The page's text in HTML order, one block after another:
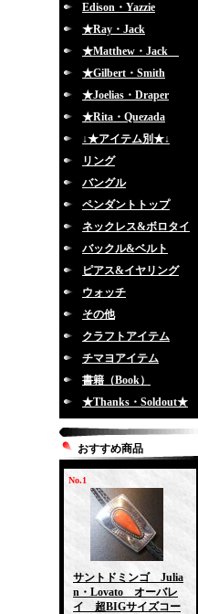
Edison・Yazzie
★Ray・Jack
★Matthew・Jack
★Gilbert・Smith
★Joelias・Draper
★Rita・Quezada
↓★アイテム別★↓
リング
バングル
ペンダントトップ
ネックレス&ボロタイ
バックル&ベルト
ピアス&イヤリング
ウォッチ
その他
クラフトアイテム
チマヨアイテム
書籍（Book）
★Thanks・Soldout★
おすすめ商品
No.1
サントドミンゴ Julia
n・Lovato オーバレ
イ 超BIGサイズコー